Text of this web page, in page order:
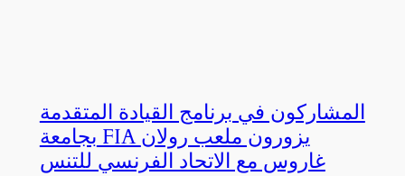
المشاركون في برنامج القيادة المتقدمة
بجامعة FIA يزورون ملعب رولان
غاروس مع الاتحاد الفرنسي للتنس